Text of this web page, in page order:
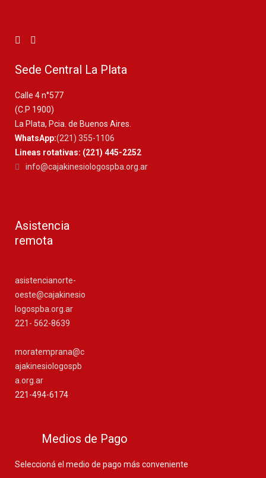
Sede Central La Plata
Calle 4 n°577
(C.P 1900)
La Plata, Pcia. de Buenos Aires.
WhatsApp:(221) 355-1106
Lineas rotativas: (221) 445-2252
info@cajakinesiologospba.org.ar
Asistencia
remota
asistencianorte-
oeste@cajakinesio
logospba.org.ar
221- 562-8639
moratemprana@c
ajakinesiologospb
a.org.ar
221-494-6174
Medios de Pago
Seleccioná el medio de pago más conveniente